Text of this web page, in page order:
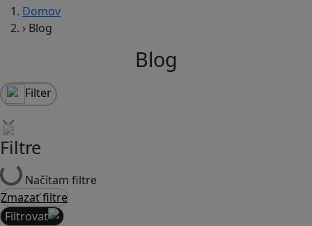
Domov
› Blog
Blog
Filter
Filtre
Načítam filtre
Zmazať filtre
Filtrovať